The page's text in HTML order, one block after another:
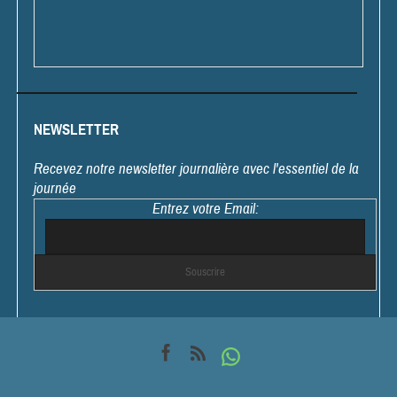
NEWSLETTER
Recevez notre newsletter journalière avec l'essentiel de la
journée
Entrez votre Email: